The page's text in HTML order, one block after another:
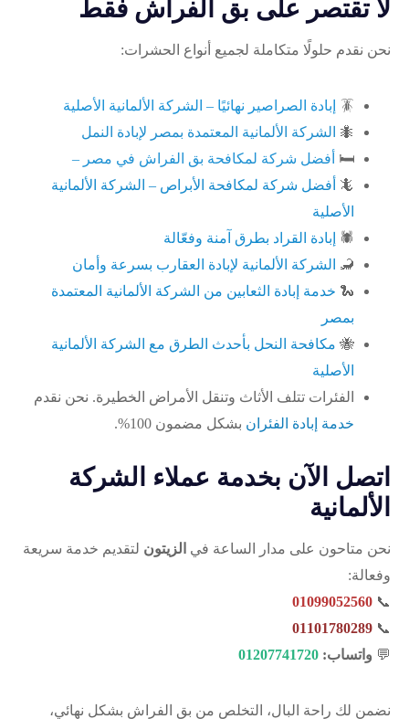
لا تقتصر على بق الفراش فقط
نحن نقدم حلولًا متكاملة لجميع أنواع الحشرات:
🪳
إبادة الصراصير نهائيًا – الشركة الألمانية الأصلية
🐜 الشركة الألمانية المعتمدة بمصر لإبادة النمل
🛏️ أفضل شركة لمكافحة بق الفراش في مصر –
🦎 أفضل شركة لمكافحة الأبراص – الشركة الألمانية
الأصلية
🕷️
إبادة القراد بطرق آمنة وفعّالة
🦂 الشركة الألمانية لإبادة العقارب بسرعة وأمان
🐍 خدمة إبادة الثعابين من الشركة الألمانية المعتمدة
بمصر
🐝 مكافحة النحل بأحدث الطرق مع الشركة الألمانية
الأصلية
الفئرات تتلف الأثاث وتنقل الأمراض الخطيرة. نحن نقدم
خدمة إبادة الفئران بشكل مضمون 100%.
اتصل الآن بخدمة عملاء الشركة
الألمانية
نحن متاحون على مدار الساعة في الزيتون لتقديم خدمة سريعة
وفعالة:
📞
01099052560
📞
01101780289
💬 واتساب: 01207741720
نضمن لك راحة البال، التخلص من بق الفراش بشكل نهائي،